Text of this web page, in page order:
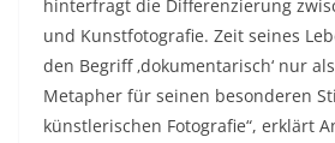
hinterfragt die Differenzierung
und Kunstfotografie. Zeit seines
den Begriff ‚dokumentarisch‘ nur
Metapher für seinen besonderen
künstlerischen Fotografie“, erklärt